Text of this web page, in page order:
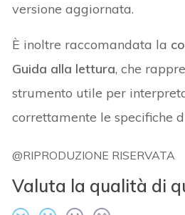
versione aggiornata.
È inoltre raccomandata la
Guida alla lettura, che
strumento utile per
correttamente le specifiche
@RIPRODUZIONE RISERVATA
Valuta la qualità di